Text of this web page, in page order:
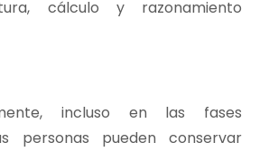
cálculo y razonamiento
incluso en las fases
personas pueden conservar